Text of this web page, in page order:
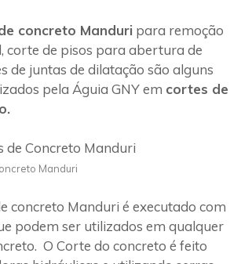
concreto Manduri para remoção
corte de pisos para abertura de
de juntas de dilatação são alguns
pela Águia GNY em cortes de
Manduri
concreto Manduri é executado com
podem ser utilizados em qualquer
O Corte do concreto é feito